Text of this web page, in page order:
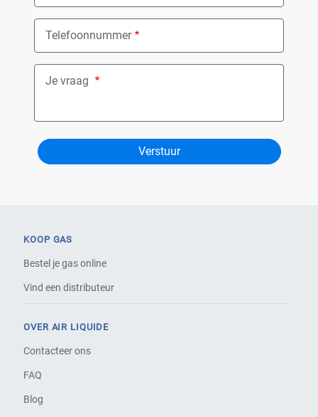
Telefoonnummer
Je vraag
KOOP GAS
Bestel je gas online
Vind een distributeur
OVER AIR LIQUIDE
Contacteer ons
FAQ
Blog